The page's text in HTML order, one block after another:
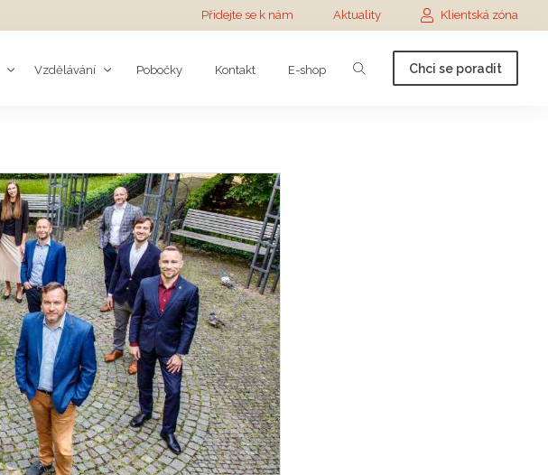
Přidejte se k nám Aktuality Klientská zóna
Vzdělávání Pobočky Kontakt E-shop Chci se poradit